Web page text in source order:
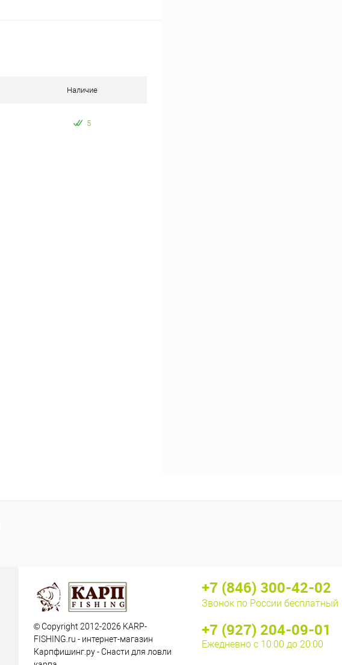
Наличие
5
© Copyright 2012-2026 KARP-
FISHING.ru - интернет-магазин
Карпфишинг.ру - Снасти для ловли
+7 (846) 300-42-02
Звонок по России бесплатный
+7 (927) 204-09-01
Ежедневно с 10:00 до 20:00